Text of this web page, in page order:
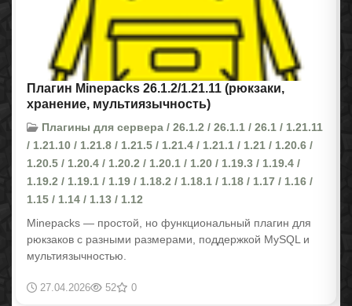
Плагин Minepacks 26.1.2/1.21.11 (рюкзаки,
хранение, мультиязычность)
Плагины для сервера / 26.1.2 / 26.1.1 / 26.1 / 1.21.11
/ 1.21.10 / 1.21.8 / 1.21.5 / 1.21.4 / 1.21.1 / 1.21 / 1.20.6 /
1.20.5 / 1.20.4 / 1.20.2 / 1.20.1 / 1.20 / 1.19.3 / 1.19.4 /
1.19.2 / 1.19.1 / 1.19 / 1.18.2 / 1.18.1 / 1.18 / 1.17 / 1.16 /
1.15 / 1.14 / 1.13 / 1.12
Minepacks — простой, но функциональный плагин для
рюкзаков с разными размерами, поддержкой MySQL и
мультиязычностью.
27.04.2026 52 0